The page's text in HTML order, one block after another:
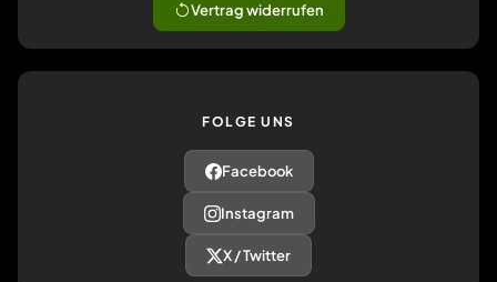
Vertrag widerrufen
FOLGE UNS
Facebook
Instagram
X / Twitter